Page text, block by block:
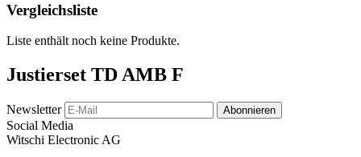
Vergleichsliste
Liste enthält noch keine Produkte.
Justierset TD AMB F
Newsletter Abonnieren
Social Media
Witschi Electronic AG